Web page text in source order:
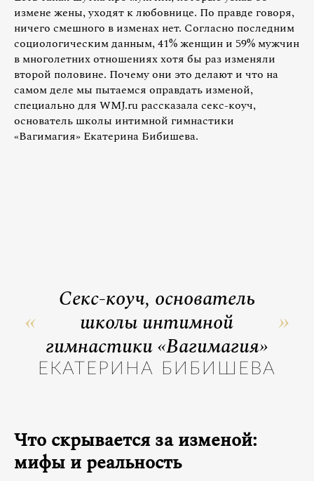
измене жены, уходят к любовнице. По правде говоря,
ничего смешного в изменах нет. Согласно последним
социологическим данным, 41% женщин и 59% мужчин
в многолетних отношениях хотя бы раз изменяли
второй половине. Почему они это делают и что на
самом деле мы пытаемся оправдать изменой,
специально для WMJ.ru рассказала секс-коуч,
основатель школы интимной гимнастики
«Вагимагия» Екатерина Бибишева.
Секс-коуч, основатель
школы интимной
гимнастики «Вагимагия»
ЕКАТЕРИНА БИБИШЕВА
Что скрывается за изменой:
мифы и реальность